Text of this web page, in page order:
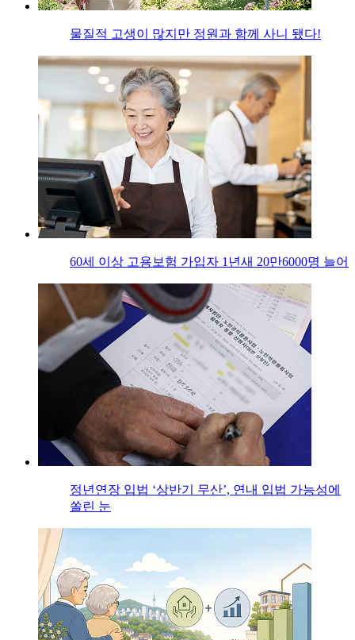
물질적 고생이 많지만 정원과 함께 사니 됐다!
60세 이상 고용보험 가입자 1년새 20만6000명 늘어
정년연장 입법 ‘상반기 무산’, 연내 입법 가능성에
쏠린 눈